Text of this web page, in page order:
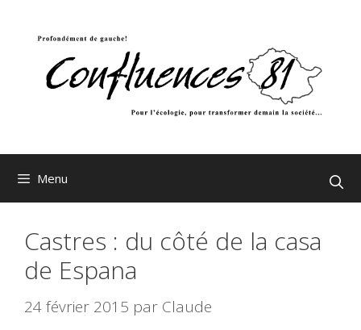
Menu
Castres : du côté de la casa
de Espana
24 février 2015 par Claude